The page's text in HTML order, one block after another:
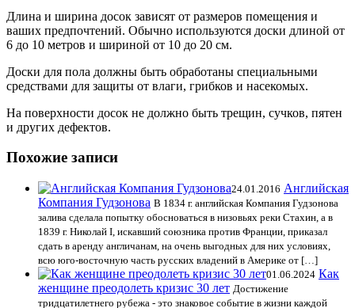
Длина и ширина досок зависят от размеров помещения и
ваших предпочтений. Обычно используются доски длиной от
6 до 10 метров и шириной от 10 до 20 см.
Доски для пола должны быть обработаны специальными
средствами для защиты от влаги, грибков и насекомых.
На поверхности досок не должно быть трещин, сучков, пятен
и других дефектов.
Похожие записи
24.01.2016 Английская
Компания Гудзонова В 1834 г. английская Компания Гудзонова
залива сделала попытку обосноваться в низовьях реки Стахин, а в
1839 г. Николай I, искавший союзника против Франции, приказал
сдать в аренду англичанам, на очень выгодных для них условиях,
всю юго-восточную часть русских владений в Америке от […]
01.06.2024 Как
женщине преодолеть кризис 30 лет Достижение
тридцатилетнего рубежа - это знаковое событие в жизни каждой